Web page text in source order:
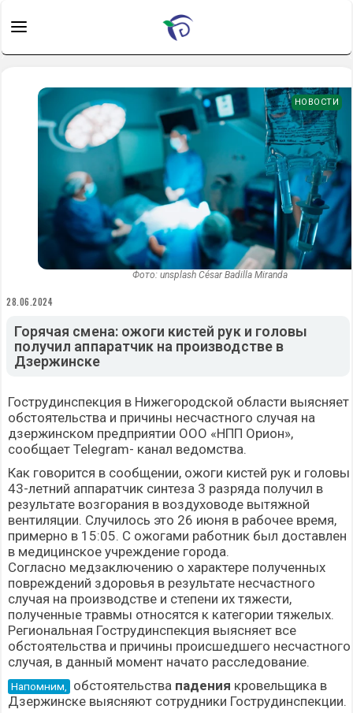
Фото: unsplash César Badilla Miranda
НОВОСТИ
28.06.2024
Горячая смена: ожоги кистей рук и головы
получил аппаратчик на производстве в
Дзержинске
Гострудинспекция в Нижегородской области выясняет
обстоятельства и причины несчастного случая на
дзержинском предприятии ООО «НПП Орион»,
сообщает Telegram- канал ведомства.
Как говорится в сообщении, ожоги кистей рук и головы
43-летний аппаратчик синтеза 3 разряда получил в
результате возгорания в воздуховоде вытяжной
вентиляции. Случилось это 26 июня в рабочее время,
примерно в 15:05. С ожогами работник был доставлен
в медицинское учреждение города.
Согласно медзаключению о характере полученных
повреждений здоровья в результате несчастного
случая на производстве и степени их тяжести,
полученные травмы относятся к категории тяжелых.
Региональная Гострудинспекция выясняет все
обстоятельства и причины происшедшего несчастного
случая, в данный момент начато расследование.
Напомним, обстоятельства падения кровельщика в
Дзержинске выясняют сотрудники Гострудинспекции.